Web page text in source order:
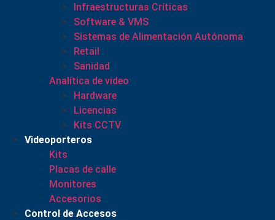
Infraestructuras Críticas
Software & VMS
Sistemas de Alimentación Autónoma
Retail
Sanidad
Analítica de video
Hardware
Licencias
Kits CCTV
Videoporteros
Kits
Placas de calle
Monitores
Accesorios
Control de Accesos